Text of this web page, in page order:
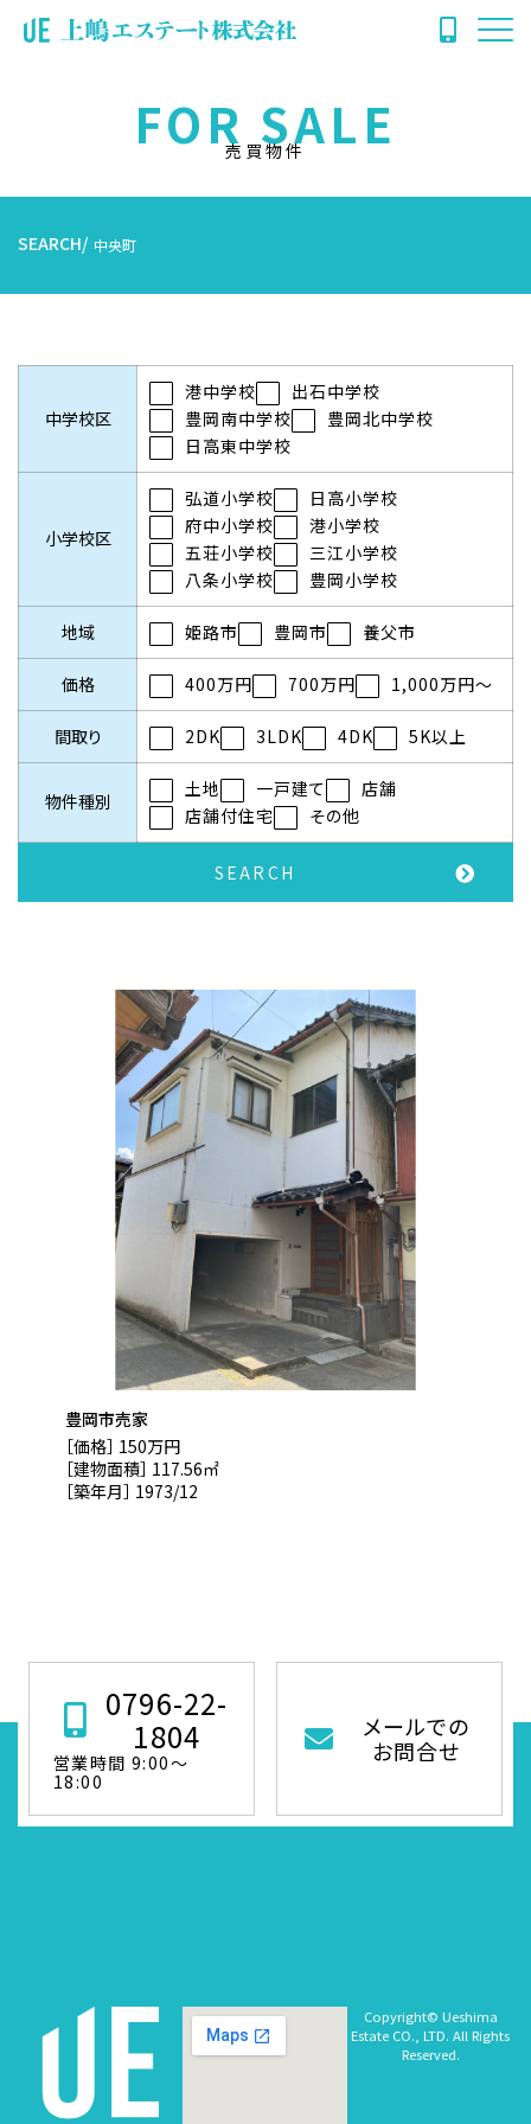
FOR SALE
売買物件
SEARCH 中央町
中学校区
港中学校
出石中学校
豊岡南中学校
豊岡北中学校
日高東中学校
小学校区
弘道小学校
日高小学校
府中小学校
港小学校
五荘小学校
三江小学校
八条小学校
豊岡小学校
地域 姫路市 豊岡市 養父市
価格 400万円 700万円 1,000万円～
間取り 2DK 3LDK 4DK 5K以上
物件種別
土地 一戸建て
店舗
店舗付住宅
その他
SEARCH
豊岡市売家
［価格］ 150万円
［建物面積］ 117.56㎡
［築年月］ 1973/12
0796-22-
1804
営業時間 9:00～
18:00
メールでの
お問合せ
Copyright© Ueshima
Estate CO., LTD. All Rights
Reserved.